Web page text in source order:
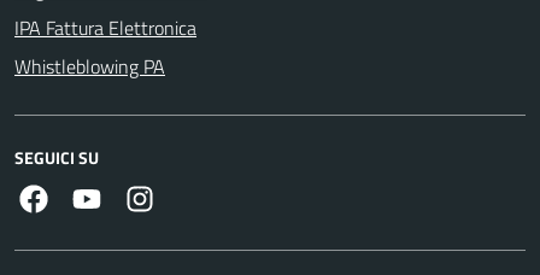
IPA Fattura Elettronica
Whistleblowing PA
SEGUICI SU
FacebookYoutube